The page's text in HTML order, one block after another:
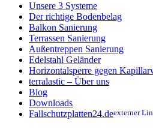
Unsere 3 Systeme
Der richtige Bodenbelag
Balkon Sanierung
Terrassen Sanierung
Außentreppen Sanierung
Edelstahl Geländer
Horizontalsperre gegen
terralastic – Über uns
Blog
Downloads
Fallschutzplatten24.de